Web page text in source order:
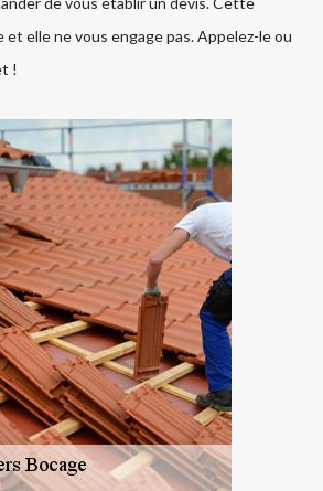
elle ne vous engage pas. Appelez-le ou
!